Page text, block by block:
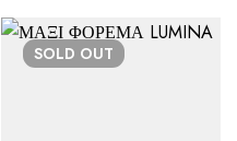
SOLD OUT